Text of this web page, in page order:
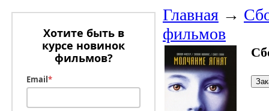
Хотите быть в
курсе новинок
фильмов?
Email*
Главная →
фильмов